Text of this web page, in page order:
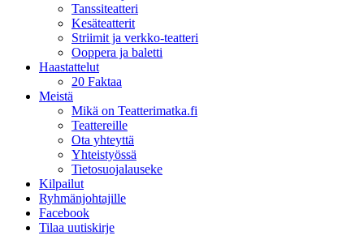
Tanssiteatteri
Kesäteatterit
Striimit ja verkko-teatteri
Ooppera ja baletti
Haastattelut
20 Faktaa
Meistä
Mikä on Teatterimatka.fi
Teattereille
Ota yhteyttä
Yhteistyössä
Tietosuojalauseke
Kilpailut
Ryhmänjohtajille
Facebook
Tilaa uutiskirje